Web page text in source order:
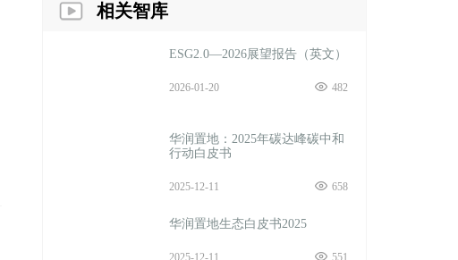
相关智库
ESG2.0—2026展望报告（英文）
2026-01-20 482
华润置地：2025年碳达峰碳中和
行动白皮书
2025-12-11 658
华润置地生态白皮书2025
2025-12-11 551